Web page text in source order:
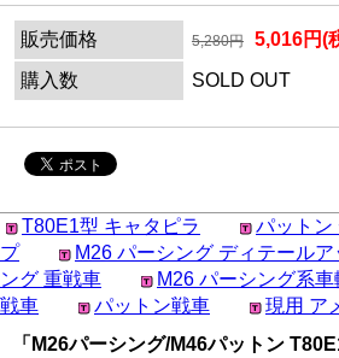
販売価格 5,280円
5,016円(
購入数
SOLD OUT
T80E1型 キャタピラ
パットン
プ
M26 パーシング ディテールア
ング 重戦車
M26 パーシング系車
戦車
パットン戦車
現用 ア
「M26パーシング/M46パットン